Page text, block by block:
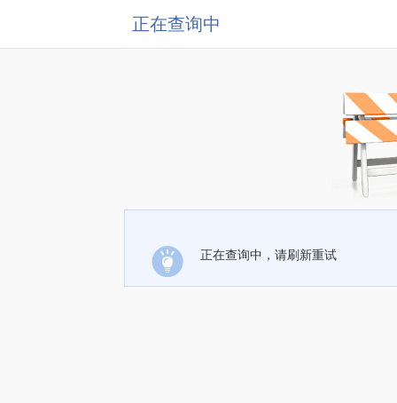
正在查询中
正在查询中，请刷新重试